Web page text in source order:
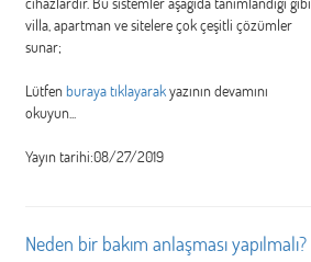
villa, apartman ve sitelere çok çeşitli çözümler
sunar;
Lütfenburaya tıklayarakyazının devamını
okuyun...
Yayın tarihi:08/27/2019
Neden bir bakım anlaşması yapılmalı?